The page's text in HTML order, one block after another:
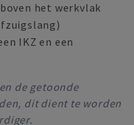
het werkvlak
IKZ en een
de getoonde
dit dient te worden